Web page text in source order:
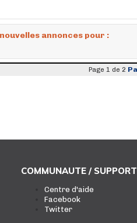
annonces pour :
Page 1 de 2
COMMUNAUTE / SUPPORT
Centre d'aide
Facebook
Twitter